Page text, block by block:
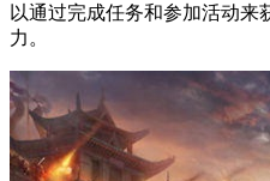
以通过完成任务和参加活动
力。